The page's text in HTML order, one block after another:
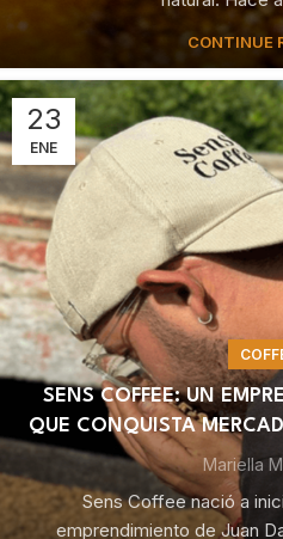
CONTINUE
23
ENE
SENS COFFEE: UN
QUE CONQUISTA
Mariella
Sens Coffee nació a
emprendimiento de Juan